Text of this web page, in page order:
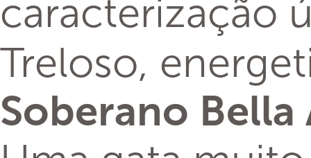
caracterização
Treloso,
Soberano Bella